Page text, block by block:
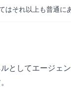
はそれ以上も普通に
としてエージ